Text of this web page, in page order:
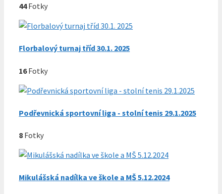
44Fotky
Florbalový turnaj tříd 30.1. 2025
16Fotky
Podřevnická sportovní liga - stolní tenis 29.1.2025
8 Fotky
Mikulášská nadílka ve škole a MŠ 5.12.2024